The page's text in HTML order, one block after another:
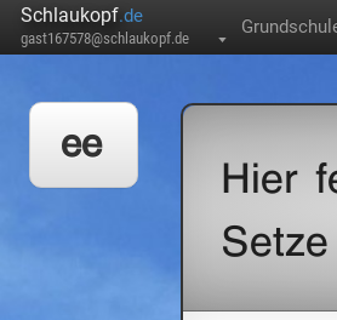
Schlaukopf.de
gast167578@schlaukopf.de ▼
Hier
ee